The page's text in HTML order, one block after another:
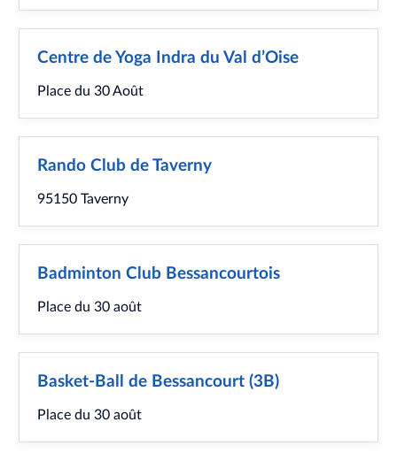
Centre de Yoga Indra du Val d’Oise
Place du 30 Août
Rando Club de Taverny
95150 Taverny
Badminton Club Bessancourtois
Place du 30 août
Basket-Ball de Bessancourt (3B)
Place du 30 août